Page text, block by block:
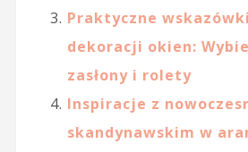
Praktyczne
dekoracji okien:
zasłony i rolety
Inspiracje z
skandynawskim w